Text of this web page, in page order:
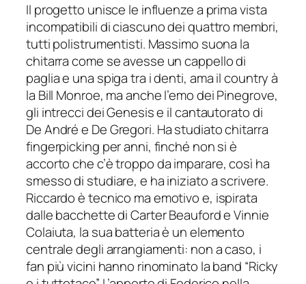
Il progetto unisce le influenze a prima vista
incompatibili di ciascuno dei quattro membri,
tutti polistrumentisti. Massimo suona la
chitarra come se avesse un cappello di
paglia e una spiga tra i denti, ama il country à
la Bill Monroe, ma anche l’emo dei Pinegrove,
gli intrecci dei Genesis e il cantautorato di
De André e De Gregori. Ha studiato chitarra
fingerpicking per anni, finché non si è
accorto che c’è troppo da imparare, così ha
smesso di studiare, e ha iniziato a scrivere.
Riccardo è tecnico ma emotivo e, ispirata
dalle bacchette di Carter Beauford e Vinnie
Colaiuta, la sua batteria è un elemento
centrale degli arrangiamenti: non a caso, i
fan più vicini hanno rinominato la band “Ricky